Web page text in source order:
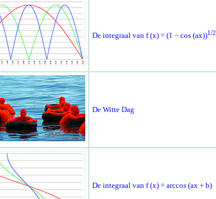
De integraal van f (x) = (1 − cos (ax))1/2
De Witte Dag
De integraal van f (x) = arccos (ax + b)